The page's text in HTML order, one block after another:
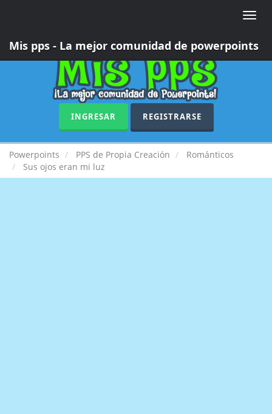
Toggle
Mis pps - La mejor comunidad de powerpoints
INGRESAR REGISTRARSE
Powerpoints PPS de Propia Creación
Románticos
Sus ojos eran mi luz